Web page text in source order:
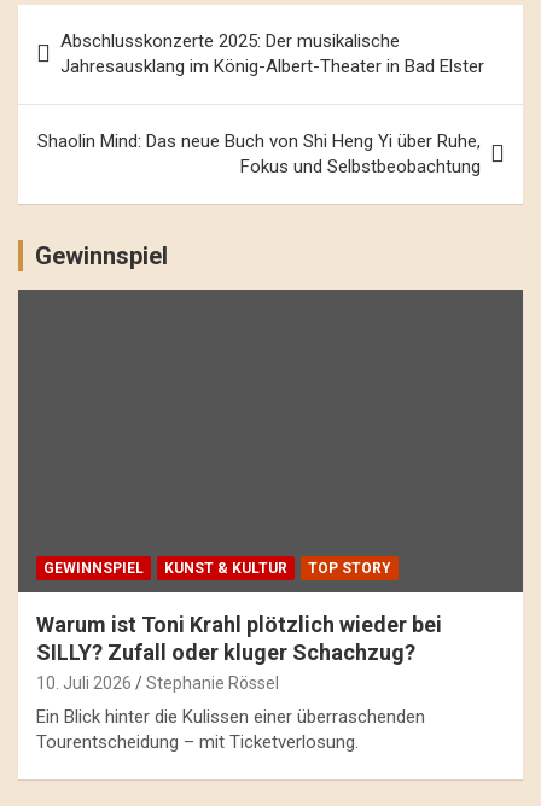
Navigation
Abschlusskonzerte 2025: Der musikalische
Jahresausklang im König-Albert-Theater in Bad Elster
Shaolin Mind: Das neue Buch von Shi Heng Yi über Ruhe,
Fokus und Selbstbeobachtung
Gewinnspiel
GEWINNSPIEL KUNST & KULTUR TOP STORY
Warum ist Toni Krahl plötzlich wieder bei
SILLY? Zufall oder kluger Schachzug?
10. Juli 2026 Stephanie Rössel
Ein Blick hinter die Kulissen einer überraschenden
Tourentscheidung – mit Ticketverlosung.